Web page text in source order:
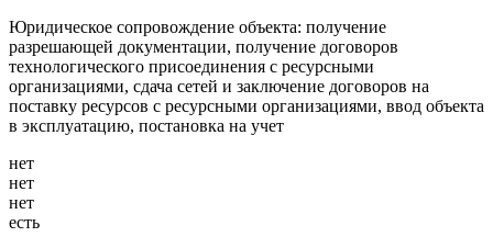
Юридическое сопровождение объекта: получение
разрешающей документации, получение договоров
технологического присоединения с ресурсными
организациями, сдача сетей и заключение договоров на
поставку ресурсов с ресурсными организациями, ввод объекта
в эксплуатацию, постановка на учет
нет
нет
нет
есть